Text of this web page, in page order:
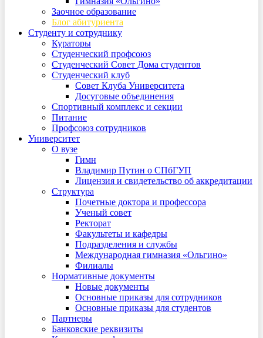
Заочное образование
Блог абитуриента
Студенту и сотруднику
Кураторы
Студенческий профсоюз
Студенческий Совет Дома студентов
Студенческий клуб
Совет Клуба Университета
Досуговые объединения
Спортивный комплекс и секции
Питание
Профсоюз сотрудников
Университет
О вузе
Гимн
Владимир Путин о СПбГУП
Лицензия и свидетельство об аккредитации
Структура
Почетные доктора и профессора
Ученый совет
Ректорат
Факультеты и кафедры
Подразделения и службы
Международная гимназия «Ольгино»
Филиалы
Нормативные документы
Новые документы
Основные приказы для сотрудников
Основные приказы для студентов
Партнеры
Банковские реквизиты